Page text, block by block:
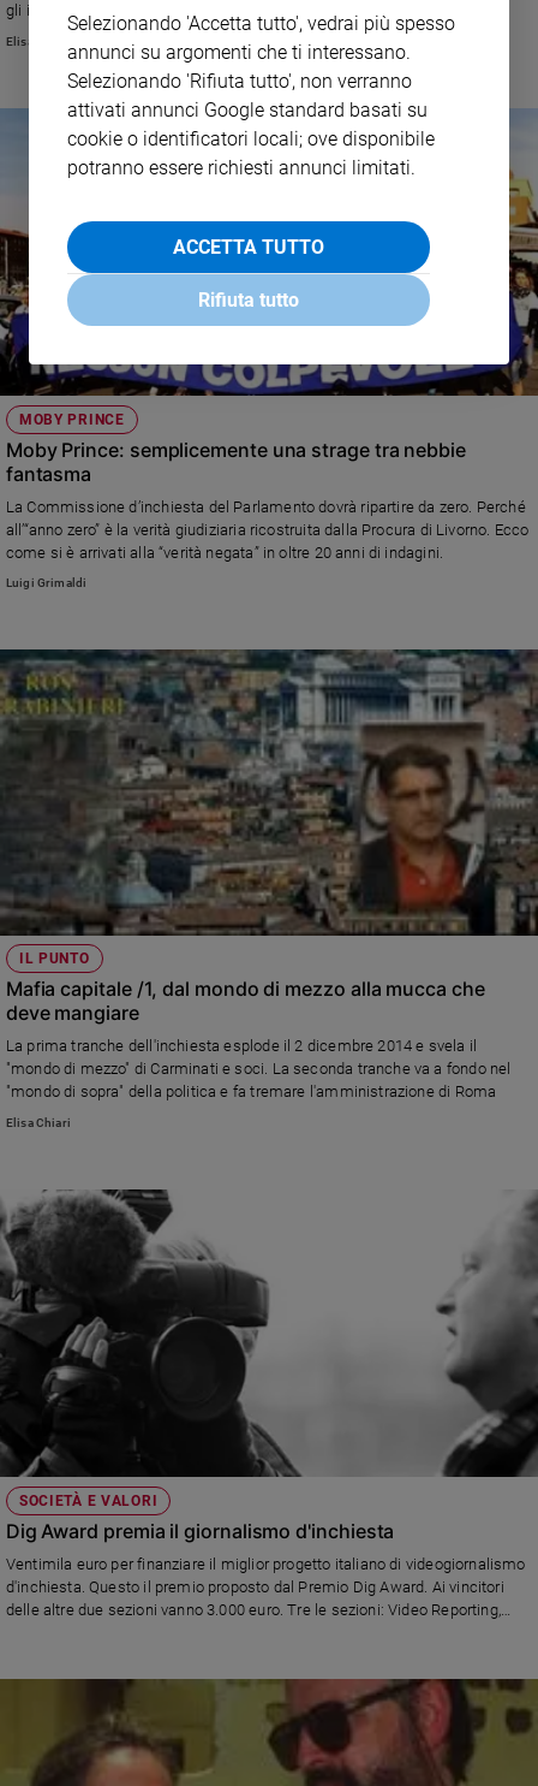
gli impianti spenti e per il villaggio, oggi preda del degrado. Viaggio nei
luoghi dei Giochi.
Elisa Chiari
MOBY PRINCE
Moby Prince: semplicemente una strage tra nebbie
fantasma
La Commissione d’inchiesta del Parlamento dovrà ripartire da zero. Perché
all’“anno zero” è la verità giudiziaria ricostruita dalla Procura di Livorno. Ecco
come si è arrivati alla “verità negata” in oltre 20 anni di indagini.
Luigi Grimaldi
IL PUNTO
Mafia capitale /1, dal mondo di mezzo alla mucca che
deve mangiare
La prima tranche dell'inchiesta esplode il 2 dicembre 2014 e svela il
"mondo di mezzo" di Carminati e soci. La seconda tranche va a fondo nel
"mondo di sopra" della politica e fa tremare l'amministrazione di Roma
Elisa Chiari
SOCIETÀ E VALORI
Dig Award premia il giornalismo d'inchiesta
Ventimila euro per finanziare il miglior progetto italiano di videogiornalismo
d'inchiesta. Questo il premio proposto dal Premio Dig Award. Ai vincitori
delle altre due sezioni vanno 3.000 euro. Tre le sezioni: Video Reporting,
Selezionando 'Accetta tutto', vedrai più spesso
annunci su argomenti che ti interessano.
Selezionando 'Rifiuta tutto', non verranno
attivati annunci Google standard basati su
cookie o identificatori locali; ove disponibile
potranno essere richiesti annunci limitati.
ACCETTA TUTTO
Rifiuta tutto